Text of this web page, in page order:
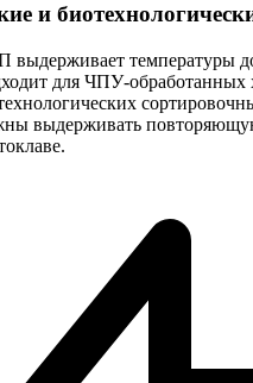
и
выдерживает температуры
для ЧПУ-обработанных
выдерживать